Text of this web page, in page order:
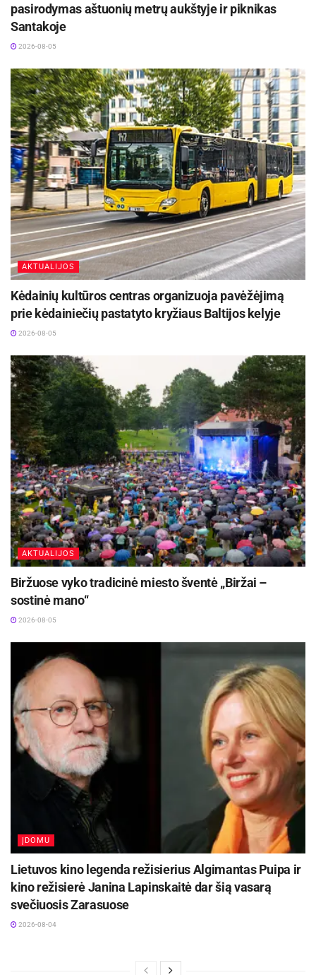
pasirodymas aštuonių metrų aukštyje ir piknikas
Santakoje
2026-08-05
AKTUALIJOS
Kėdainių kultūros centras organizuoja pavėžėjimą
prie kėdainiečių pastatyto kryžiaus Baltijos kelyje
2026-08-05
AKTUALIJOS
Biržuose vyko tradicinė miesto šventė „Biržai –
sostinė mano“
2026-08-05
ĮDOMU
Lietuvos kino legenda režisierius Algimantas Puipa ir
kino režisierė Janina Lapinskaitė dar šią vasarą
svečiuosis Zarasuose
2026-08-04